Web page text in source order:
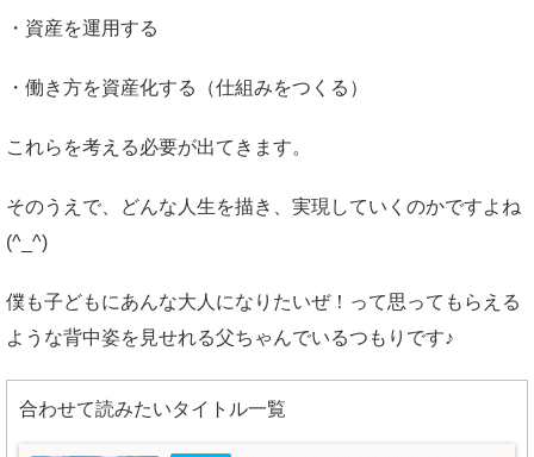
・資産を運用する
・働き方を資産化する（仕組みをつくる）
これらを考える必要が出てきます。
そのうえで、どんな人生を描き、実現していくのかですよね
(^_^)
僕も子どもにあんな大人になりたいぜ！って思ってもらえる
ような背中姿を見せれる父ちゃんでいるつもりです♪
合わせて読みたいタイトル一覧